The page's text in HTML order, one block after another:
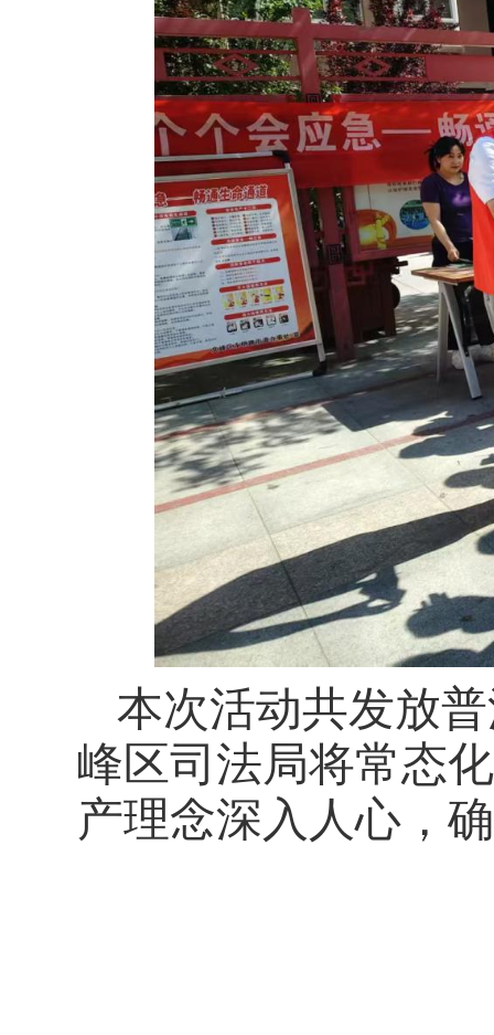
本次活动共发放
峰区司法局将常态
产理念深入人心，